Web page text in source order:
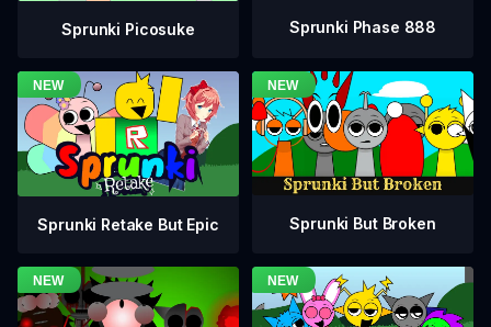
Sprunki Picosuke Sprunki Phase 888
Sprunki Retake But Epic Sprunki But Broken